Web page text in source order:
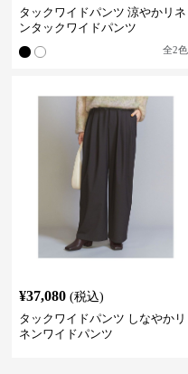
タックワイドパンツ 涼やかリネ
ンタックワイドパンツ
全2色
¥37,080 (税込)
タックワイドパンツ しなやかリ
ネンワイドパンツ